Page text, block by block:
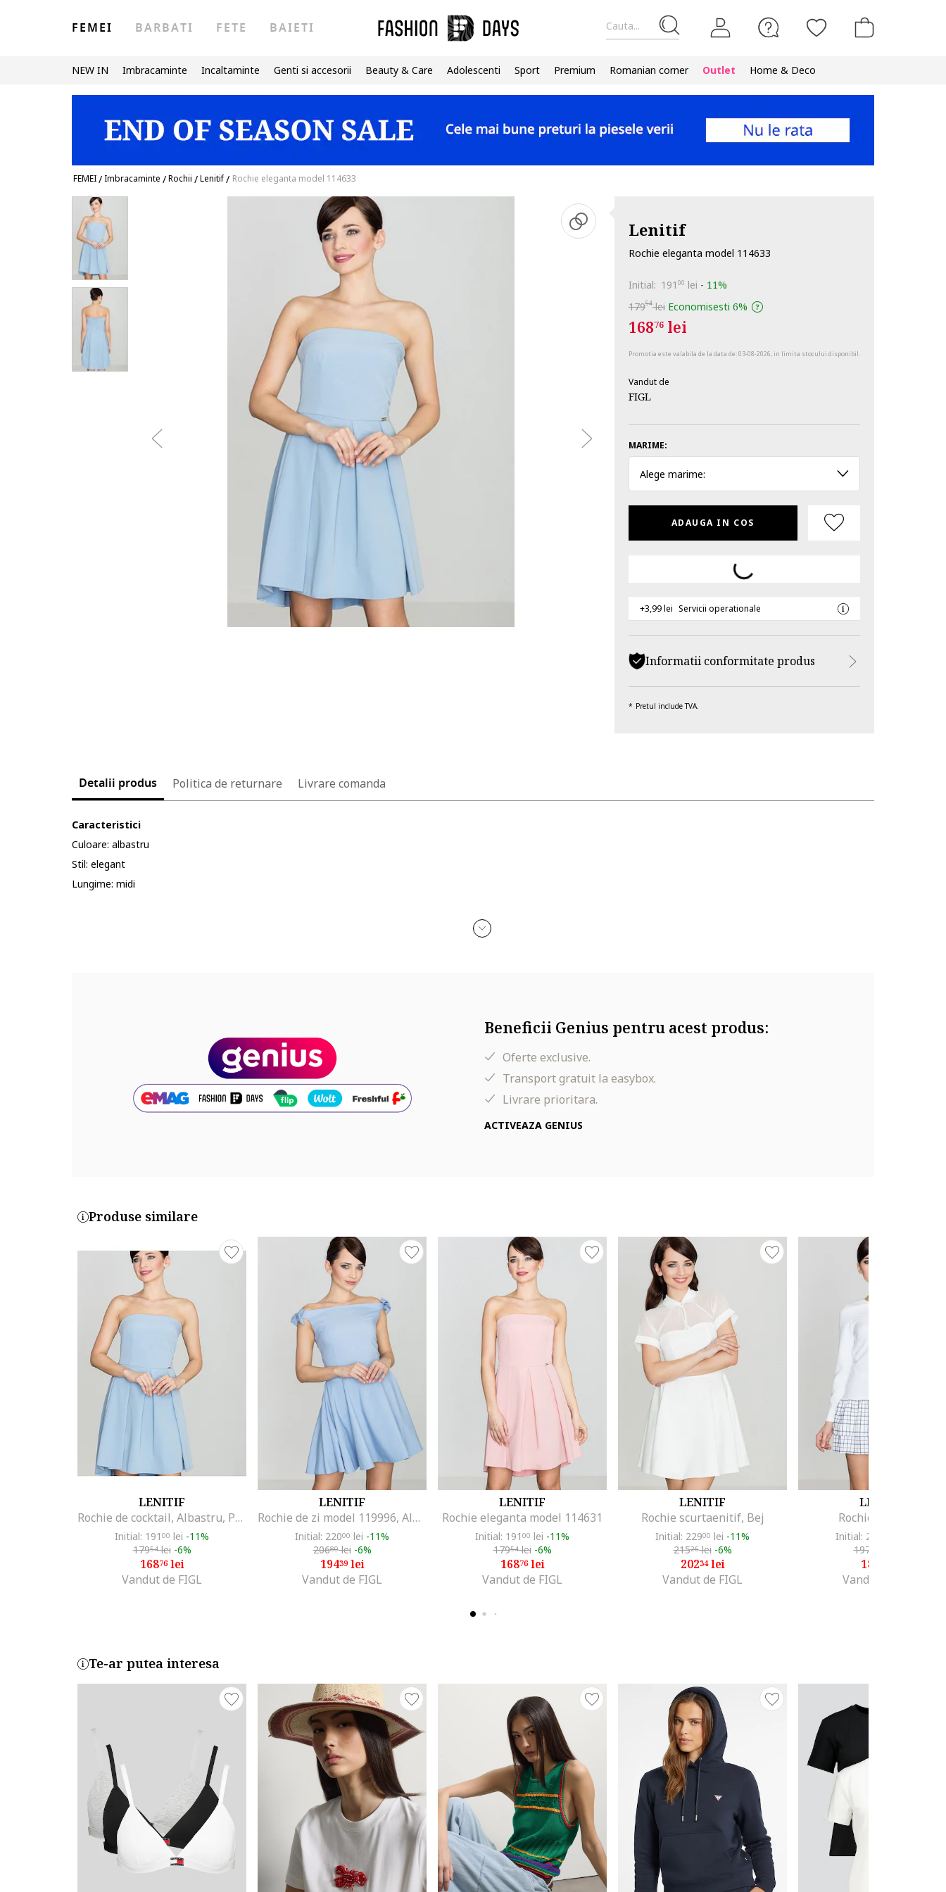
Cauta...
FEMEI BARBATI FETE BAIETI
NEW IN Imbracaminte Incaltaminte Genti si accesorii Beauty & Care Adolescenti Sport Premium Romanian corner Outlet Home & Deco
FEMEI/Imbracaminte /Rochii /Lenitif/ Rochie eleganta model 114633
Lenitif
Rochie eleganta model 114633
Initial: 191 00 lei - 11%
17954lei Economisesti 6%
16876lei
Promotia este valabila de la data de:03-08-2026, in limita stocului disponibil.
Vandut de
FIGL
MARIME:
Alege marime:
ADAUGA IN COS
+3,99 lei Servicii operationale
Informatii conformitate produs
Pretul include TVA.
Detalii produs Politica de returnare Livrare comanda
Caracteristici
Culoare: albastru
Stil: elegant
Lungime: midi
Beneficii Genius pentru acest produs:
Oferte exclusive.
Transport gratuit la easybox.
Livrare prioritara.
ACTIVEAZA GENIUS
Produse similare
LENITIF
Rochie de cocktail, Albastru, Poliester,
Initial: 191 00 lei -11%
17954lei -6%
16876lei
Vandut de FIGL
LENITIF
Rochie de zi model 119996, Albastru
Initial: 22000 lei -11%
20680lei -6%
19439lei
Vandut de FIGL
LENITIF
Rochie eleganta model 114631
Initial: 191 00 lei -11%
17954lei -6%
16876lei
Vandut de FIGL
LENITIF
Rochie scurtaenitif, Bej
Initial: 22900 lei -11%
21526lei -6%
20234lei
Vandut de FIGL
LENITIF
Rochie de zi,, Alb
Initial: 210
197
185
Vandut de FIGL
Te-ar putea interesa